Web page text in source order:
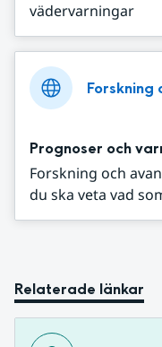
vädervarningar
Forskning
Prognoser och
Forskning och
du ska veta vad
Relaterade länkar